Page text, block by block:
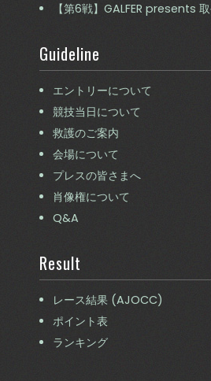
【第6戦】GALFER presents
Guideline
エントリーについて
競技当日について
救護のご案内
会場について
プレスの皆さまへ
肖像権について
Q&A
Result
レース結果 (AJOCC)
ポイント表
ランキング